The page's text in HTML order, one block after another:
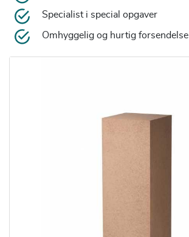
Specialist i special opgaver
Omhyggelig og hurtig forsendelse